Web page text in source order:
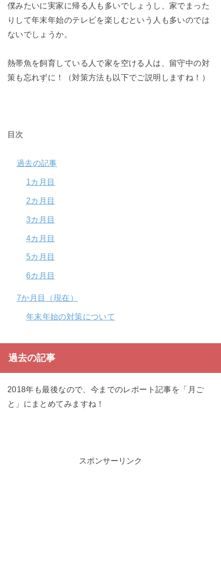
僕みたいに実家に帰る人も多いでしょうし、家でまった
りして年末年始のテレビを楽しむという人も多いのでは
ないでしょうか。
熱帯魚を飼育している人で家を空ける人は、留守中の対
策も忘れずに！（対策方法も以下でご説明しますね！）
目次
過去の記事
1カ月目
2カ月目
3カ月目
4カ月目
5カ月目
6カ月目
7か月目（現在）
年末年始の対策について
過去の記事
2018年も最後なので、今までのレポート記事を「月ご
と」にまとめてみますね！
スポンサーリンク